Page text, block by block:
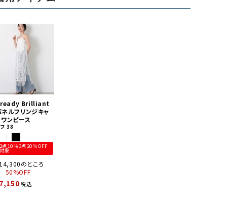
Brilliant
ルフリンジキャ
ンピース
38
点10％3点20％OFF
象
のところ
50%OFF
税込